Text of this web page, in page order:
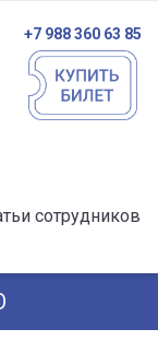
+7 988 360 63 85
сотрудников